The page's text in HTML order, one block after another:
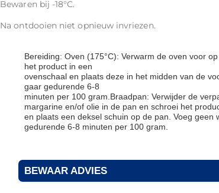
Bewaren bij -18°C.
Na ontdooien niet opnieuw invriezen.
Bereiding: Oven (175°C): Verwarm de oven voor
het product in een
ovenschaal en plaats deze in het midden van de
gaar gedurende 6-8
minuten per 100 gram.Braadpan: Verwijder de
margarine en/of olie in de pan en schroei het
en plaats een deksel schuin op de pan. Voeg geen
gedurende 6-8 minuten per 100 gram.
BEWAAR ADVIES